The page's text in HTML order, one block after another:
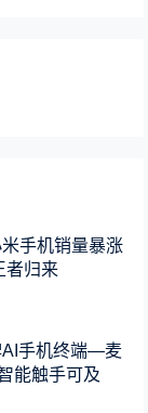
手机销量暴涨
者归来
AI手机终端—麦
能触手可及